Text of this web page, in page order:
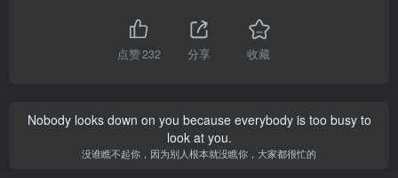
点赞232 分享 收藏
Nobody looks down on you because everybody is too busy to
look at you.
没谁瞧不起你，因为别人根本就没瞧你，大家都很忙的